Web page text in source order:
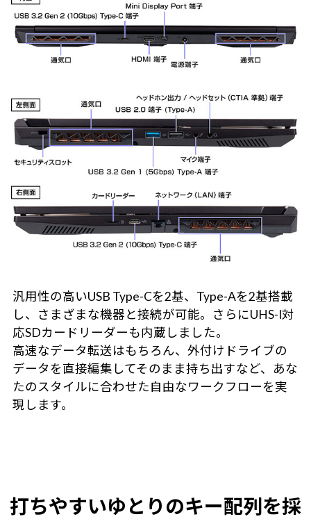
汎用性の高いUSB Type-Cを2基、Type-Aを2基搭載
し、さまざまな機器と接続が可能。さらにUHS-I対
応SDカードリーダーも内蔵しました。
高速なデータ転送はもちろん、外付けドライブの
データを直接編集してそのまま持ち出すなど、あな
たのスタイルに合わせた自由なワークフローを実
現します。
打ちやすいゆとりのキー配列を採